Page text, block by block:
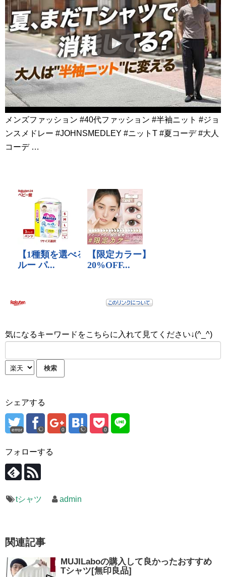
メンズファッション #40代ファッション #半袖ニット #ジョ
ンスメドレー #JOHNSMEDLEY #ニットT #夏コーデ #大人
コーデ …
気になるキーワードをこちらに入れて見てください↓(^_^)
シェアする
error 0 0
フォローする
tシャツ admin
関連記事
MUJILaboの購入して良かったおすすめ
Tシャツ[無印良品]